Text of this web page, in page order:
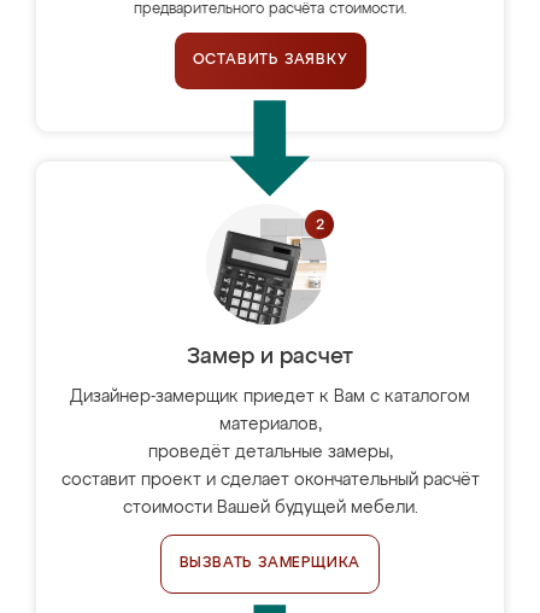
предварительного расчёта стоимости.
ОСТАВИТЬ ЗАЯВКУ
Замер и расчет
Дизайнер-замерщик приедет к Вам с каталогом
материалов,
проведёт детальные замеры,
составит проект и сделает окончательный расчёт
стоимости Вашей будущей мебели.
ВЫЗВАТЬ ЗАМЕРЩИКА